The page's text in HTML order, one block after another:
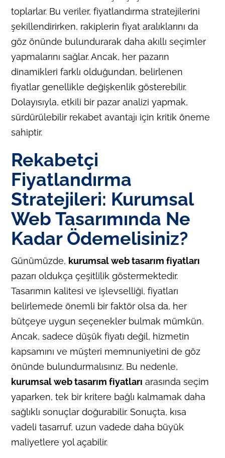
toplarlar. Bu veriler, fiyatlandırma stratejilerini
şekillendirirken, rakiplerin fiyat aralıklarını da
göz önünde bulundurarak daha akıllı seçimler
yapmalarını sağlar. Ancak, her pazarın
dinamikleri farklı olduğundan, belirlenen
fiyatlar genellikle değişkenlik gösterebilir.
Dolayısıyla, etkili bir pazar analizi yapmak,
sürdürülebilir rekabet avantajı için kritik öneme
sahiptir.
Rekabetçi
Fiyatlandırma
Stratejileri: Kurumsal
Web Tasarımında Ne
Kadar Ödemelisiniz?
Günümüzde, kurumsal web tasarım fiyatları
pazarı oldukça çeşitlilik göstermektedir.
Tasarımın kalitesi ve işlevselliği, fiyatları
belirlemede önemli bir faktör olsa da, her
bütçeye uygun seçenekler bulmak mümkün.
Ancak, sadece düşük fiyatı değil, hizmetin
kapsamını ve müşteri memnuniyetini de göz
önünde bulundurmalısınız. Bu nedenle,
kurumsal web tasarım fiyatları arasında seçim
yaparken, tek bir kritere bağlı kalmamak daha
sağlıklı sonuçlar doğurabilir. Sonuçta, kısa
vadeli tasarruf, uzun vadede daha büyük
maliyetlere yol açabilir.